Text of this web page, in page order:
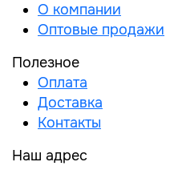
О компании
Оптовые продажи
Полезное
Оплата
Доставка
Контакты
Наш адрес